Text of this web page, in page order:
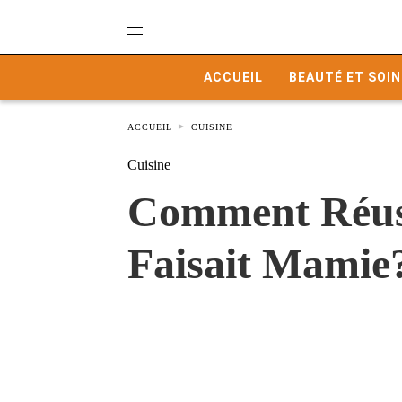
ACCUEIL BEAUTÉ ET SOIN
ACCUEIL CUISINE
Cuisine
Comment
Faisait